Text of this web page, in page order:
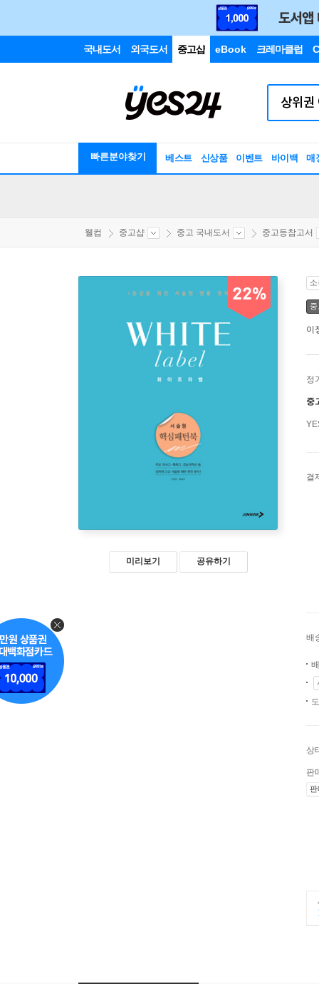
국내도서 외국도서 중고샵 eBook 크레마클럽
빠른분야찾기 베스트 신상품 이벤트 바이백 매
웰컴 중고샵 중고 국내도서 중고등참고서
22%
미리보기 공유하기
이
정
중
결
배
상
판
판